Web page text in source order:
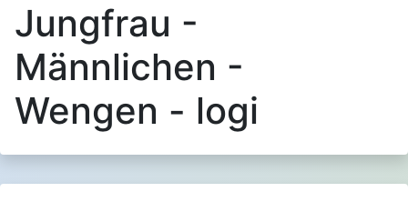
Jungfrau -
Männlichen -
Wengen - logi